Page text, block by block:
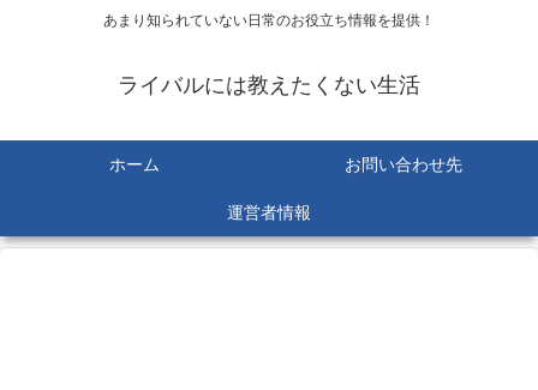
あまり知られていない日常のお役立ち情報を提供！
ライバルには教えたくない生活
ホーム お問い合わせ先
運営者情報